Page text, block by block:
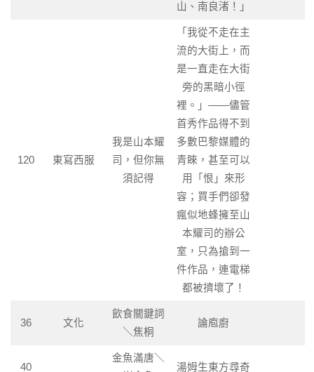
山、南良渚！」
120 東寫西服
我是山本耀
司，但你無
須記得
「我從不走在主
流的大街上，而
是一直走在大街
旁的黑暗小徑
裡。」——儘管
首秀作品得不到
多數巴黎媒體的
青睞，甚至可以
用「恨」來形
容；買手們卻發
瘋似地蜂擁至山
本耀司的辦公
室，只為搶到一
件作品，連電梯
都被擠壞了！
36 文化
飲食關鍵詞
＼焦桐
論庖廚
40
金魚滿唐＼
湯姆生東方尋奇